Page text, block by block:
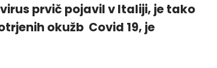
prvič pojavil v Italiji, je tako
okužb Covid 19, je